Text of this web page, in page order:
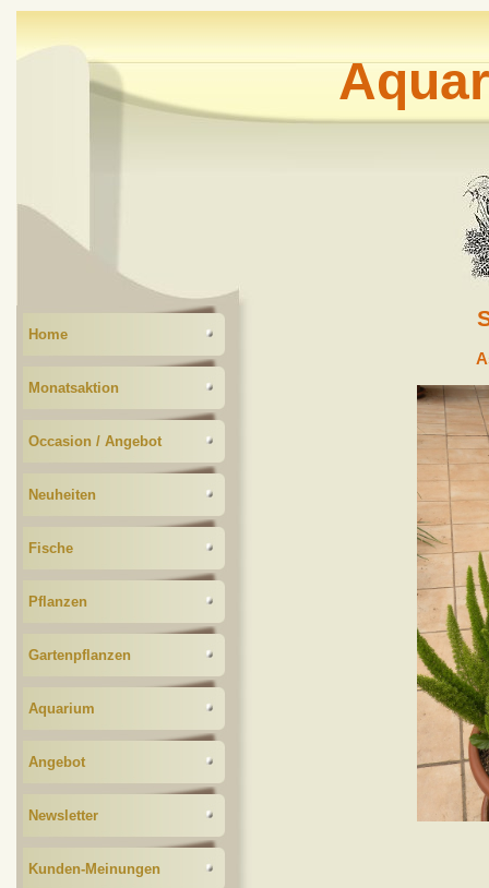
Home
Monatsaktion
Occasion / Angebot
Neuheiten
Fische
Pflanzen
Gartenpflanzen
Aquarium
Angebot
Newsletter
Kunden-Meinungen